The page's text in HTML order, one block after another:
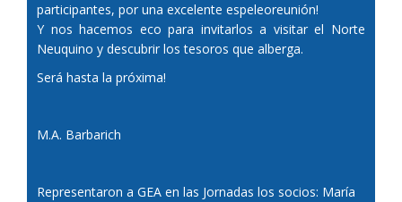
participantes, por una excelente espeleoreunión!
Y nos hacemos eco para invitarlos a visitar el Norte
Neuquino y descubrir los tesoros que alberga.
Será hasta la próxima!
M.A. Barbarich
Representaron a GEA en las Jornadas los socios: María